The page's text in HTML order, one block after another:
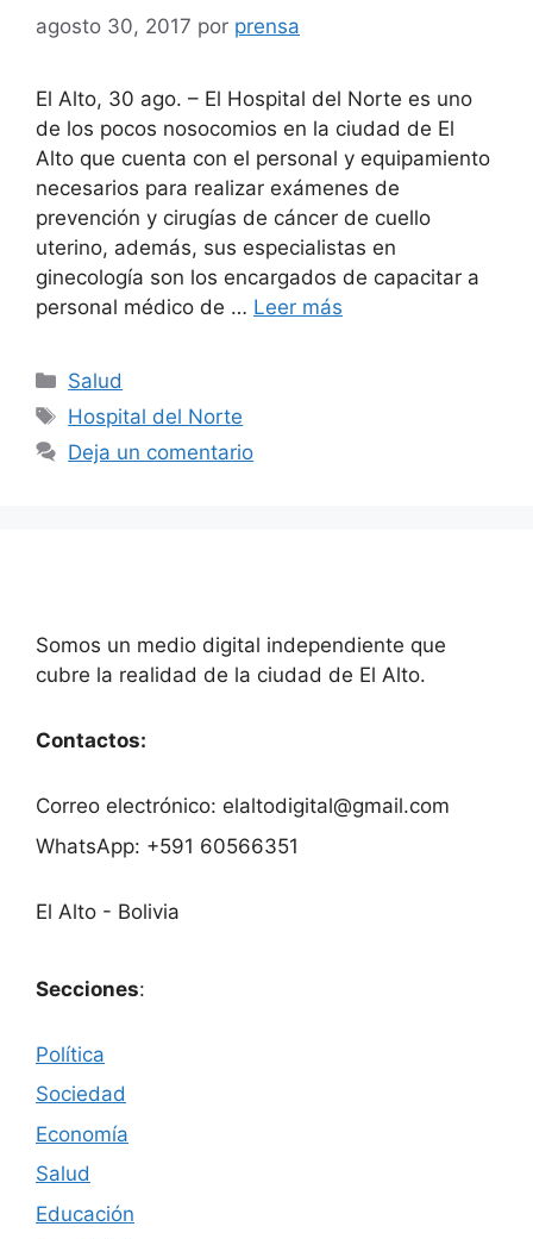
agosto 30, 2017 por prensa
El Alto, 30 ago. – El Hospital del Norte es uno
de los pocos nosocomios en la ciudad de El
Alto que cuenta con el personal y equipamiento
necesarios para realizar exámenes de
prevención y cirugías de cáncer de cuello
uterino, además, sus especialistas en
ginecología son los encargados de capacitar a
personal médico de … Leer más
Categorías
Salud
Etiquetas
Hospital del Norte
Deja un comentario
Somos un medio digital independiente que
cubre la realidad de la ciudad de El Alto.
Contactos:
Correo electrónico: elaltodigital@gmail.com
WhatsApp: +591 60566351
El Alto - Bolivia
Secciones:
Política
Sociedad
Economía
Salud
Educación